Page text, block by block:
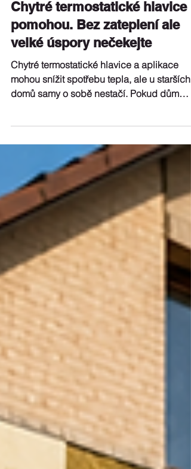
AVMI ČR
Chytré termostatické hlavice
pomohou. Bez zateplení ale
velké úspory nečekejte
domů samy o sobě nestačí. Pokud dům
ztrácí teplo střechou, fasádou, podlahou
nebo okny, největší úspory přinese kvalitní
zateplení. Chytrá regulace má největší
až ve chvíli, kdy dům zbytečně neztrácí
teplo.